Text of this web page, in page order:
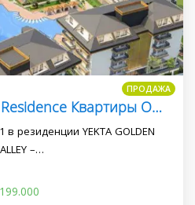
ПРОДАЖА
Yekta Golden Valley Residence Квартиры От 1+1 До 3+1 Рядом С Морем
резиденции YEKTA GOLDEN
–…